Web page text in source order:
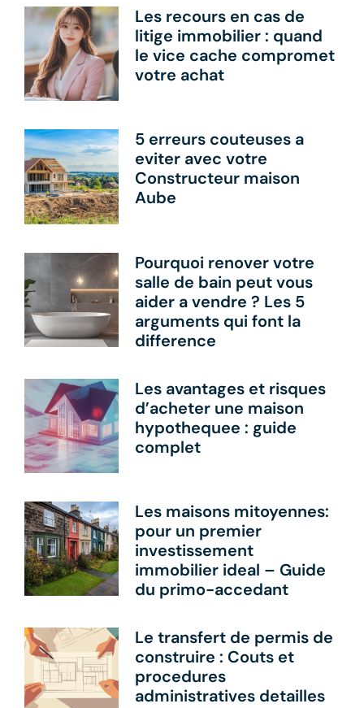
Les recours en cas de
litige immobilier : quand
le vice cache compromet
votre achat
5 erreurs couteuses a
eviter avec votre
Constructeur maison
Aube
Pourquoi renover votre
salle de bain peut vous
aider a vendre ? Les 5
arguments qui font la
difference
Les avantages et risques
d’acheter une maison
hypothequee : guide
complet
Les maisons mitoyennes:
pour un premier
investissement
immobilier ideal – Guide
du primo-accedant
Le transfert de permis de
construire : Couts et
procedures
administratives detailles